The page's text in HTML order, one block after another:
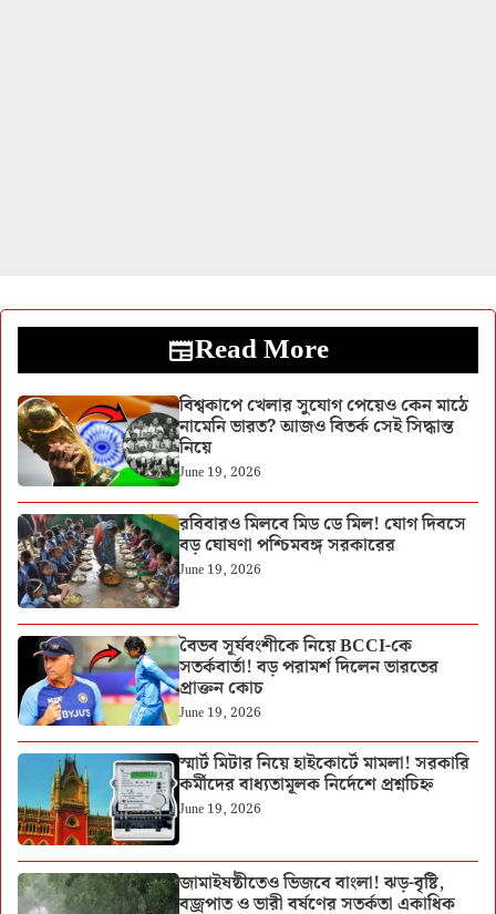
Read More
বিশ্বকাপে খেলার সুযোগ পেয়েও কেন মাঠে
নামেনি ভারত? আজও বিতর্ক সেই সিদ্ধান্ত
নিয়ে
June 19, 2026
রবিবারও মিলবে মিড ডে মিল! যোগ দিবসে
বড় ঘোষণা পশ্চিমবঙ্গ সরকারের
June 19, 2026
বৈভব সূর্যবংশীকে নিয়ে BCCI-কে
সতর্কবার্তা! বড় পরামর্শ দিলেন ভারতের
প্রাক্তন কোচ
June 19, 2026
স্মার্ট মিটার নিয়ে হাইকোর্টে মামলা! সরকারি
কর্মীদের বাধ্যতামূলক নির্দেশে প্রশ্নচিহ্ন
June 19, 2026
জামাইষষ্ঠীতেও ভিজবে বাংলা! ঝড়-বৃষ্টি,
বজ্রপাত ও ভারী বর্ষণের সতর্কতা একাধিক